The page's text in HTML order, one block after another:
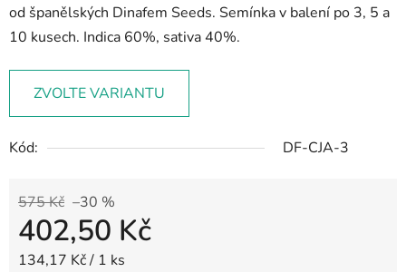
od španělských Dinafem Seeds. Semínka v balení po 3, 5 a
10 kusech. Indica 60%, sativa 40%.
ZVOLTE VARIANTU
Kód: DF-CJA-3
575 Kč –30 %
402,50 Kč
Měrná cena:
134,17 Kč / 1 ks